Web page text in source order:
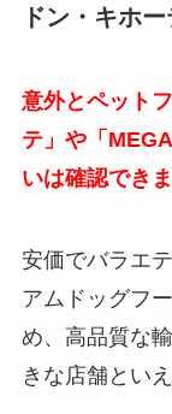
ドン・キホ
意外とペット
テ」や「
いは確認でき
安価でバラエ
アムドッグフ
め、高品質な
きな店舗といえ